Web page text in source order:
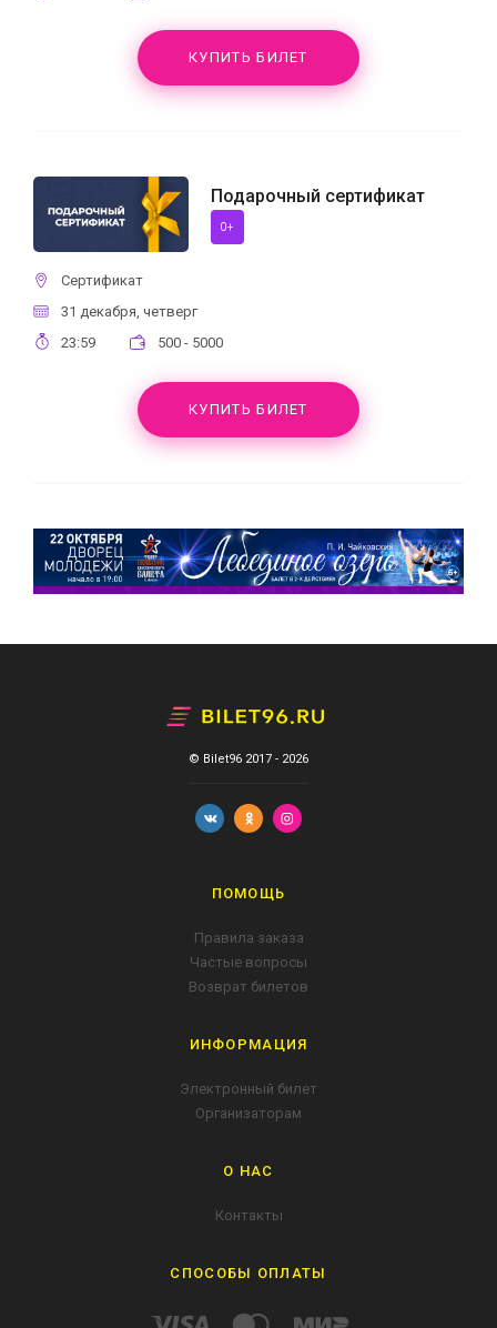
КУПИТЬ БИЛЕТ
Подарочный сертификат
0+
Сертификат
31 декабря, четверг
23:59
500 - 5000
КУПИТЬ БИЛЕТ
© Bilet96 2017 - 2026
ПОМОЩЬ
Правила заказа
Частые вопросы
Возврат билетов
ИНФОРМАЦИЯ
Электронный билет
Организаторам
О НАС
Контакты
СПОСОБЫ ОПЛАТЫ